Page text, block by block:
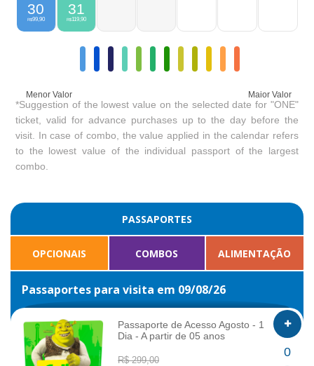
30
R$99,90
31
R$119,90
Menor Valor Maior Valor
*Suggestion of the lowest value on the selected date for "ONE"
ticket, valid for advance purchases up to the day before the
visit. In case of combo, the value applied in the calendar refers
to the lowest value of the individual passport of the largest
combo.
PASSAPORTES
OPCIONAIS COMBOS ALIMENTAÇÃO
Passaportes para visita em 09/08/26
INFO
Passaporte de Acesso Agosto - 1
Dia - A partir de 05 anos
R$ 299,00
0